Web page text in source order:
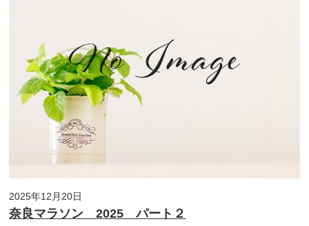
2025年12月20日
奈良マラソン 2025 パート２